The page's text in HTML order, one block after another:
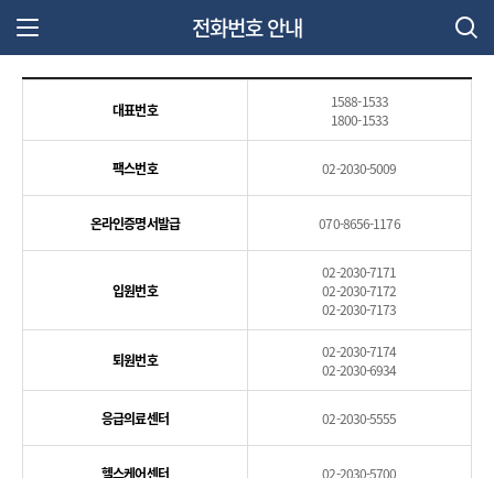
전화번호 안내
대표번호
1588-1533
1800-1533
팩스번호 02-2030-5009
온라인증명서발급 070-8656-1176
입원번호
02-2030-7171
02-2030-7172
02-2030-7173
퇴원번호
02-2030-7174
02-2030-6934
응급의료센터 02-2030-5555
헬스케어센터 02-2030-5700